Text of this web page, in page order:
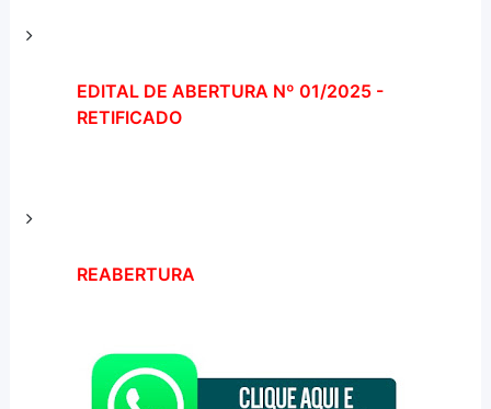
EDITAL DE ABERTURA Nº 01/2025 -
RETIFICADO
REABERTURA